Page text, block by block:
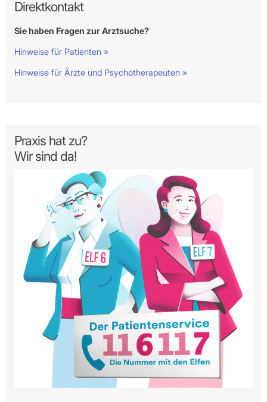
Direktkontakt
Sie haben Fragen zur Arztsuche?
Hinweise für Patienten »
Hinweise für Ärzte und Psychotherapeuten »
Praxis hat zu?
Wir sind da!